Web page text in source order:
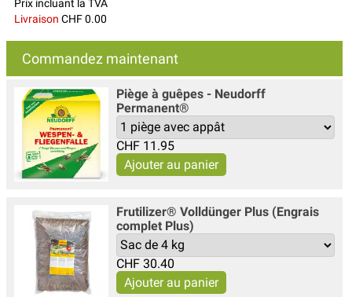
Prix incluant la TVA
Livraison CHF 0.00
Commandez maintenant
Piège à guêpes - Neudorff
Permanent®
CHF 11.95
Frutilizer® Volldünger Plus (Engrais
complet Plus)
CHF 30.40